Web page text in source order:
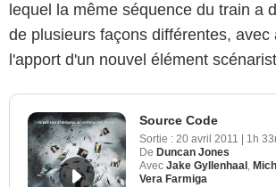
lequel la même séquence du train a
de plusieurs façons différentes, avec
l'apport d'un nouvel élément
Source Code
Sortie : 20 avril 2011
1h
De Duncan Jones
Avec Jake Gyllenhaal ,
Vera Farmiga